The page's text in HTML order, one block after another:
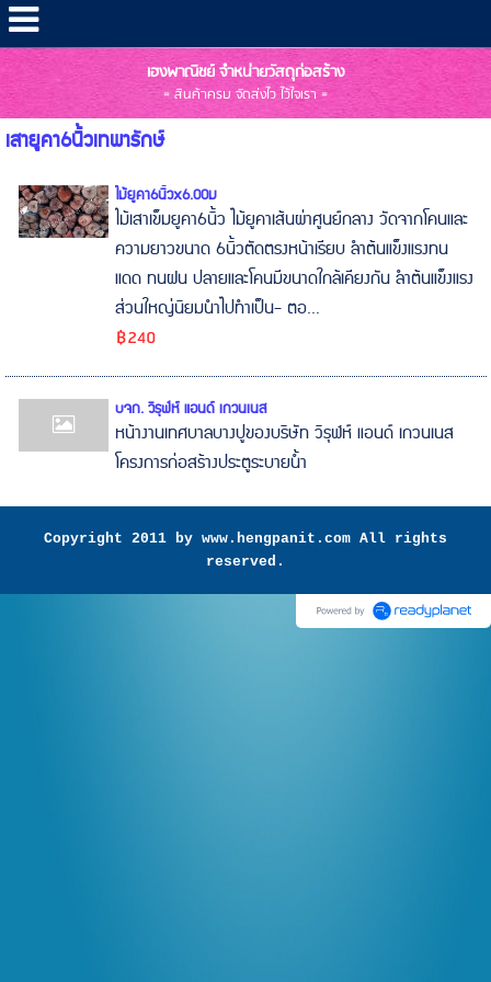
เฮงพาณิชย์ จำหน่ายวัสดุก่อสร้าง
= สินค้าครบ จัดส่งไว ไว้ใจเรา =
เสายูคา6นิ้วเทพารักษ์
ไม้ยูคา6นิ้วx6.00ม
ไม้เสาเข็มยูคา6นิ้ว ไม้ยูคาเส้นผ่าศูนย์กลาง วัดจากโคนและ
ความยาวขนาด 6นิ้วตัดตรงหน้าเรียบ ลำต้นแข็งแรงทน
แดด ทนฝน ปลายและโคนมีขนาดใกล้เคียงกัน ลำต้นแข็งแรง
ส่วนใหญ่นิยมนำไปทำเป็น- ตอ...
฿240
บจก. วิรุฬห์ แอนด์ เกวนเนส
หน้างานเทศบาลบางปูของบริษัท วิรุฬห์ แอนด์ เกวนเนส
โครงการก่อสร้างประตูระบายน้ำ
Copyright 2011 by www.hengpanit.com All rights
reserved.